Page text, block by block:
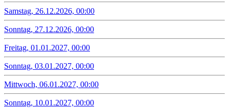
Samstag, 26.12.2026, 00:00
Sonntag, 27.12.2026, 00:00
Freitag, 01.01.2027, 00:00
Sonntag, 03.01.2027, 00:00
Mittwoch, 06.01.2027, 00:00
Sonntag, 10.01.2027, 00:00